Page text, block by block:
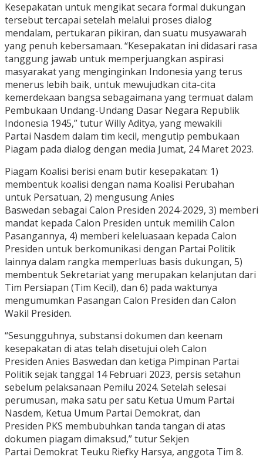
Kesepakatan untuk mengikat secara formal dukungan
tersebut tercapai setelah melalui proses dialog
mendalam, pertukaran pikiran, dan suatu musyawarah
yang penuh kebersamaan. “Kesepakatan ini didasari rasa
tanggung jawab untuk memperjuangkan aspirasi
masyarakat yang menginginkan Indonesia yang terus
menerus lebih baik, untuk mewujudkan cita-cita
kemerdekaan bangsa sebagaimana yang termuat dalam
Pembukaan Undang-Undang Dasar Negara Republik
Indonesia 1945,” tutur Willy Aditya, yang mewakili
Partai Nasdem dalam tim kecil, mengutip pembukaan
Piagam pada dialog dengan media Jumat, 24 Maret 2023.
Piagam Koalisi berisi enam butir kesepakatan: 1)
membentuk koalisi dengan nama Koalisi Perubahan
untuk Persatuan, 2) mengusung Anies
Baswedan sebagai Calon Presiden 2024-2029, 3) memberi
mandat kepada Calon Presiden untuk memilih Calon
Pasangannya, 4) memberi keleluasaan kepada Calon
Presiden untuk berkomunikasi dengan Partai Politik
lainnya dalam rangka memperluas basis dukungan, 5)
membentuk Sekretariat yang merupakan kelanjutan dari
Tim Persiapan (Tim Kecil), dan 6) pada waktunya
mengumumkan Pasangan Calon Presiden dan Calon
Wakil Presiden.
“Sesungguhnya, substansi dokumen dan keenam
kesepakatan di atas telah disetujui oleh Calon
Presiden Anies Baswedan dan ketiga Pimpinan Partai
Politik sejak tanggal 14 Februari 2023, persis setahun
sebelum pelaksanaan Pemilu 2024. Setelah selesai
perumusan, maka satu per satu Ketua Umum Partai
Nasdem, Ketua Umum Partai Demokrat, dan
Presiden PKS membubuhkan tanda tangan di atas
dokumen piagam dimaksud,” tutur Sekjen
Partai Demokrat Teuku Riefky Harsya, anggota Tim 8.